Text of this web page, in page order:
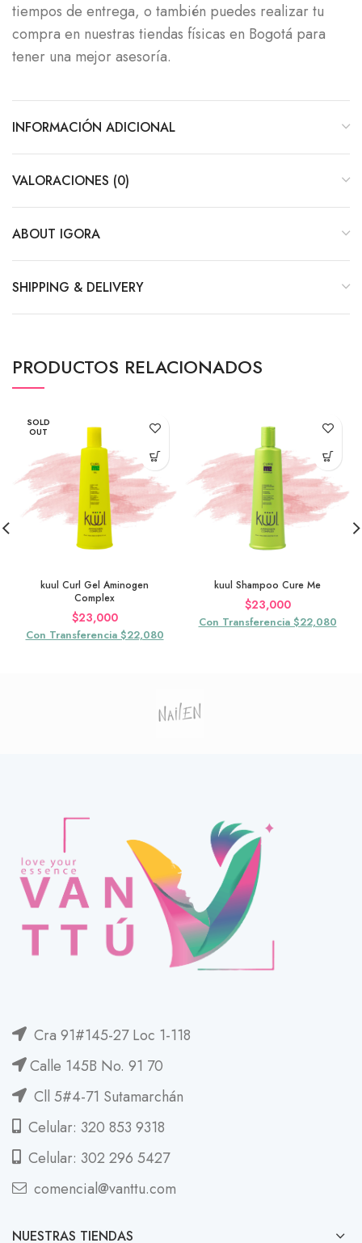
tiempos de entrega, o también puedes realizar tu
compra en nuestras tiendas físicas en Bogotá para
tener una mejor asesoría.
INFORMACIÓN ADICIONAL
VALORACIONES (0)
ABOUT IGORA
SHIPPING & DELIVERY
PRODUCTOS RELACIONADOS
SOLD
OUT
kuul Curl Gel Aminogen
Complex
$23,000
Con Transferencia $22,080
kuul Shampoo Cure Me
$23,000
Con Transferencia $22,080
Cra 91#145-27 Loc 1-118
Calle 145B No. 91 70
Cll 5#4-71 Sutamarchán
Celular: 320 853 9318
Celular: 302 296 5427
comencial@vanttu.com
NUESTRAS TIENDAS